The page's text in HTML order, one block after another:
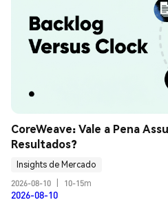
CoreWeave: Vale a Pena
Resultados?
Insights de Mercado
2026-08-10
10-15m
2026-08-10